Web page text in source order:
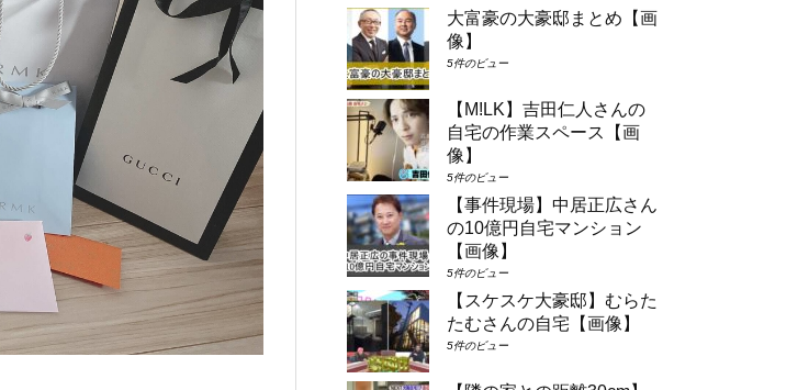
大富豪の大豪邸まとめ【画
像】
5件のビュー
【M!LK】吉田仁人さんの
自宅の作業スペース【画
像】
5件のビュー
【事件現場】中居正広さん
の10億円自宅マンション
【画像】
5件のビュー
【スケスケ大豪邸】むらた
たむさんの自宅【画像】
5件のビュー